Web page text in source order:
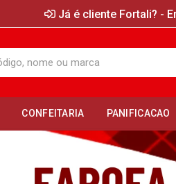
Já é cliente Fortali? -
CONFEITARIA PANIFICACAO